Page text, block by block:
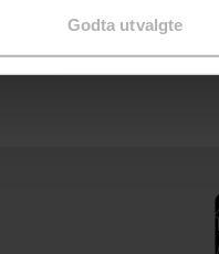
Godta utvalgte